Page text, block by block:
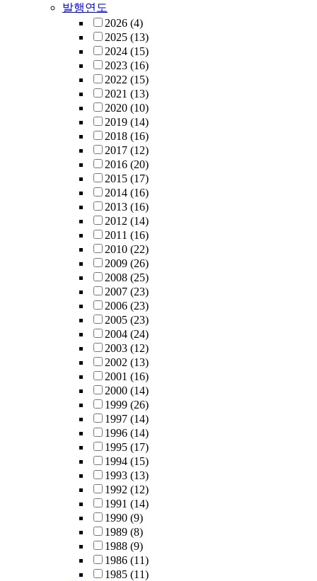
발행연도
2026 (4)
2025 (13)
2024 (15)
2023 (16)
2022 (15)
2021 (13)
2020 (10)
2019 (14)
2018 (16)
2017 (12)
2016 (20)
2015 (17)
2014 (16)
2013 (16)
2012 (14)
2011 (16)
2010 (22)
2009 (26)
2008 (25)
2007 (23)
2006 (23)
2005 (23)
2004 (24)
2003 (12)
2002 (13)
2001 (16)
2000 (14)
1999 (26)
1997 (14)
1996 (14)
1995 (17)
1994 (15)
1993 (13)
1992 (12)
1991 (14)
1990 (9)
1989 (8)
1988 (9)
1986 (11)
1985 (11)